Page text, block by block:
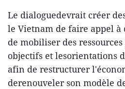
Le dialoguedevrait créer
le Vietnam de faire appel à
de mobiliser des
objectifs et lesorientations
afin de restructurer
derenouveler son modèle